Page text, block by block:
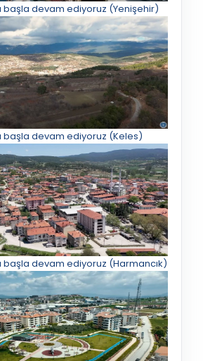
başla devam ediyoruz (Yenişehir)
başla devam ediyoruz (Keles)
başla devam ediyoruz (Harmancık)